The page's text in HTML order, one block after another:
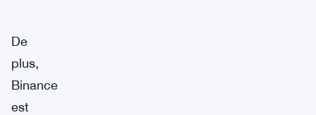
De
plus,
Binance
est